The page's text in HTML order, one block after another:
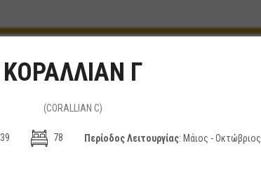
ΚΟΡΑΛΛΙΑΝ Γ
(CORALLIAN C)
39
78 Περίοδος Λειτουργίας: Μάιος - Οκτώβριος